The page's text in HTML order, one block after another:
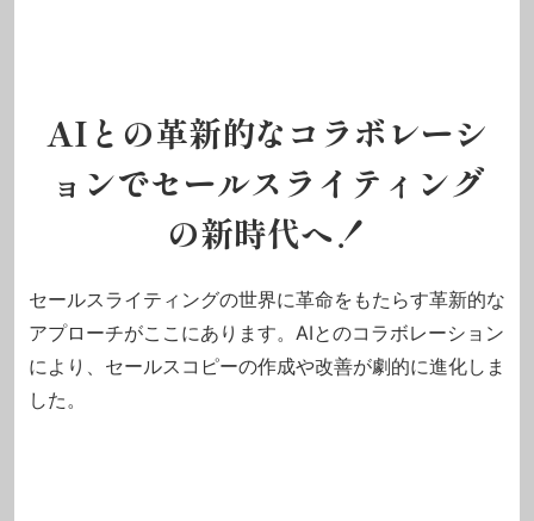
AIとの革新的なコラボレーシ
ョンでセールスライティング
の新時代へ！
セールスライティングの世界に革命をもたらす革新的な
アプローチがここにあります。AIとのコラボレーション
により、セールスコピーの作成や改善が劇的に進化しま
した。